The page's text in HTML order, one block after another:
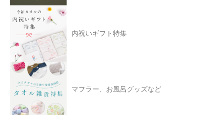
内祝いギフト特集
マフラー、お風呂グッズなど